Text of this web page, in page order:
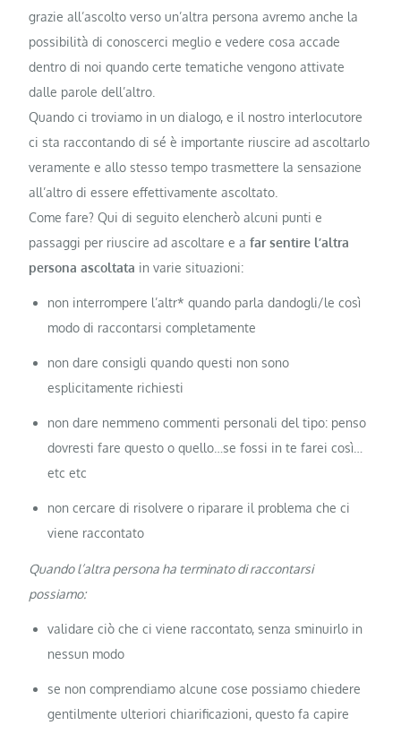
grazie all’ascolto verso un’altra persona avremo anche la
possibilità di conoscerci meglio e vedere cosa accade
dentro di noi quando certe tematiche vengono attivate
dalle parole dell’altro.
Quando ci troviamo in un dialogo, e il nostro interlocutore
ci sta raccontando di sé è importante riuscire ad ascoltarlo
veramente e allo stesso tempo trasmettere la sensazione
all’altro di essere effettivamente ascoltato.
Come fare? Qui di seguito elencherò alcuni punti e
passaggi per riuscire ad ascoltare e afar sentire l’altra
persona ascoltata in varie situazioni:
non interrompere l’altr* quando parla dandogli/le così
modo di raccontarsi completamente
non dare consigli quando questi non sono
esplicitamente richiesti
non dare nemmeno commenti personali del tipo: penso
dovresti fare questo o quello…se fossi in te farei così…
etc etc
non cercare di risolvere o riparare il problema che ci
viene raccontato
Quando l’altra persona ha terminato di raccontarsi
possiamo:
validare ciò che ci viene raccontato, senza sminuirlo in
nessun modo
se non comprendiamo alcune cose possiamo chiedere
gentilmente ulteriori chiarificazioni, questo fa capire